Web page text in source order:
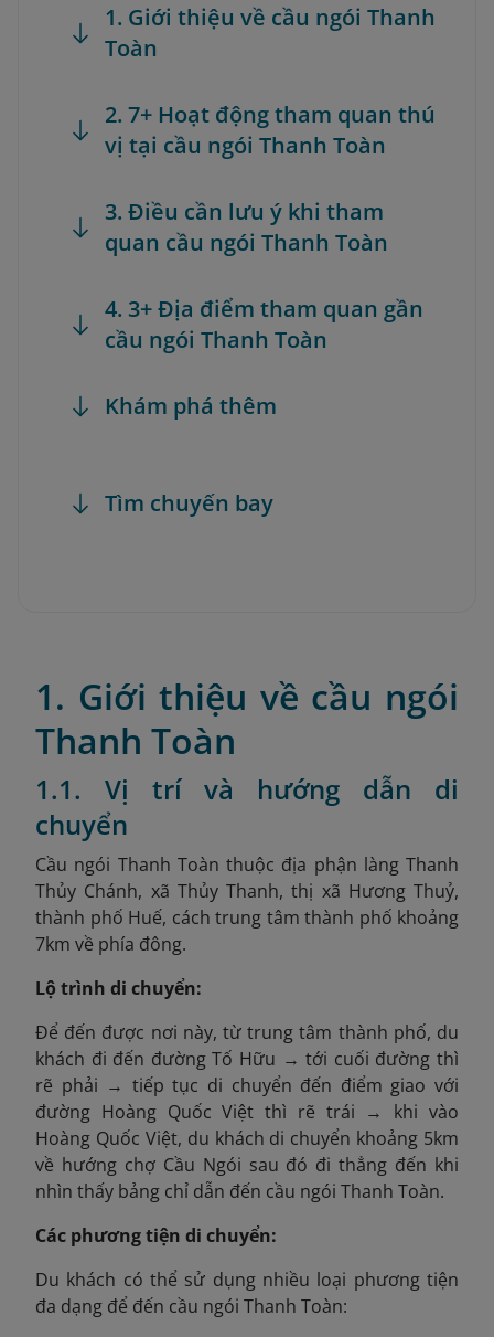
1. Giới thiệu về cầu ngói Thanh
Toàn
2. 7+ Hoạt động tham quan thú
vị tại cầu ngói Thanh Toàn
3. Điều cần lưu ý khi tham
quan cầu ngói Thanh Toàn
4. 3+ Địa điểm tham quan gần
cầu ngói Thanh Toàn
Khám phá thêm
Tìm chuyến bay
1. Giới thiệu về cầu ngói
Thanh Toàn
1.1. Vị trí và hướng dẫn di
chuyển
Cầu ngói Thanh Toàn thuộc địa phận làng Thanh
Thủy Chánh, xã Thủy Thanh, thị xã Hương Thuỷ,
thành phố Huế, cách trung tâm thành phố khoảng
7km về phía đông.
Lộ trình di chuyển:
Để đến được nơi này, từ trung tâm thành phố, du
khách đi đến đường Tố Hữu → tới cuối đường thì
rẽ phải → tiếp tục di chuyển đến điểm giao với
đường Hoàng Quốc Việt thì rẽ trái → khi vào
Hoàng Quốc Việt, du khách di chuyển khoảng 5km
về hướng chợ Cầu Ngói sau đó đi thẳng đến khi
nhìn thấy bảng chỉ dẫn đến cầu ngói Thanh Toàn.
Các phương tiện di chuyển:
Du khách có thể sử dụng nhiều loại phương tiện
đa dạng để đến cầu ngói Thanh Toàn: